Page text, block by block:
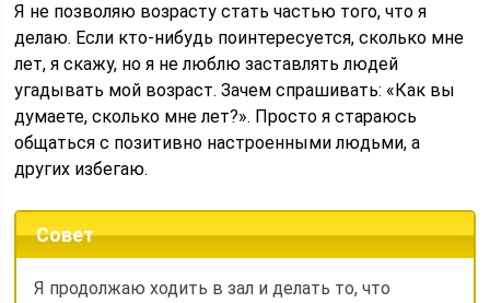
Я не позволяю возрасту стать частью того, что я
делаю. Если кто-нибудь поинтересуется, сколько мне
лет, я скажу, но я не люблю заставлять людей
угадывать мой возраст. Зачем спрашивать: «Как вы
думаете, сколько мне лет?». Просто я стараюсь
общаться с позитивно настроенными людьми, а
других избегаю.
Совет
Я продолжаю ходить в зал и делать то, что